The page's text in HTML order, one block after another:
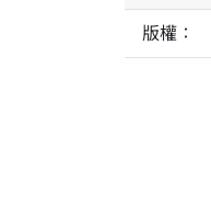
版權：